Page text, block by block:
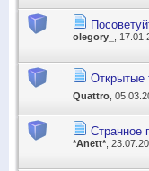
olegory_ ,
Открытые
Quattro ,
Странное
*Anett* ,